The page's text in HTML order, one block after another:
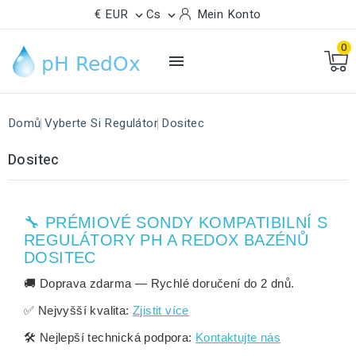
€ EUR  Cs  Mein Konto

0
Domů Vyberte Si Regulátor Dositec
Dositec
🔧 PRÉMIOVÉ SONDY KOMPATIBILNÍ S
REGULÁTORY PH A REDOX BAZÉNŮ
DOSITEC
🚚 Doprava zdarma — Rychlé doručení do 2 dnů.
✅ Nejvyšší kvalita: Zjistit více
🛠️ Nejlepší technická podpora: Kontaktujte nás